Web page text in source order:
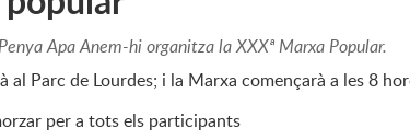
Apa Anem-hi organitza la XXXª Marxa Popular.
al Parc de Lourdes; i la Marxa començarà a les 8
per a tots els participants